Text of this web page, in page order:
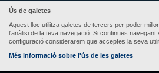
Ús de galetes
Aquest lloc utilitza galetes de tercers per poder
l'anàlisi de la teva navegació. Si continues
configuració considerarem que acceptes la seva
Més informació sobre l'ús de les galetes